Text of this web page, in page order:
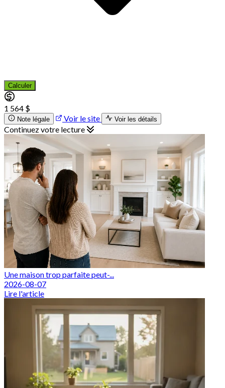
Calculer
1 564 $
Note légale Voir le site Voir les détails
Continuez votre lecture
Une maison trop parfaite peut-...
2026-08-07
Lire l'article